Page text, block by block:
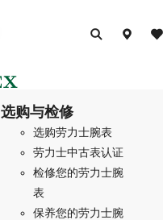
选购与检修
选购劳力士腕表
劳力士中古表认证
检修您的劳力士腕
表
保养您的劳力士腕